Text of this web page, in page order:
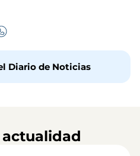
Diario de Noticias